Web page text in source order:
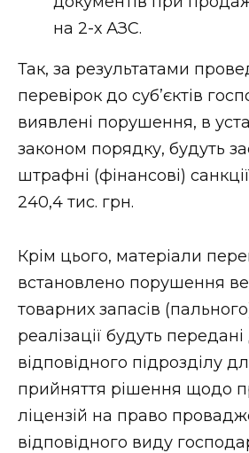
на 2-х АЗС.
Так, за результатами
перевірок до суб’єктів
виявлені порушення, в
законом порядку, будуть
штрафні (фінансові)
240,4 тис. грн.
Крім цього, матеріали
встановлено порушення
товарних запасів
реалізації будуть
відповідного підрозділу
прийняття рішення щодо
ліцензій на право
відповідного виду